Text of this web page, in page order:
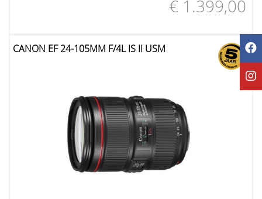
€ 1.399,00
CANON EF 24-105MM F/4L IS II USM